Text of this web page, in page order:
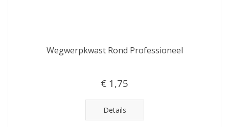
Wegwerpkwast Rond Professioneel
€ 1,75
Details